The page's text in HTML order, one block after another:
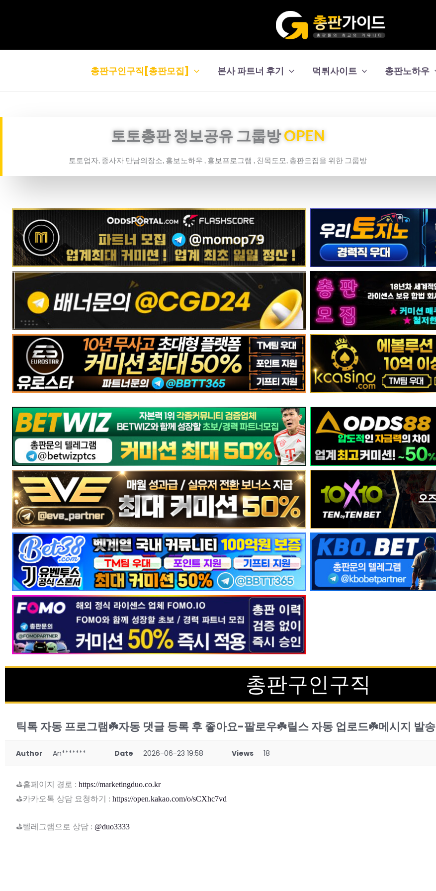
총판구인구직[총판모집] 본사 파트너 후기 먹튀사이트 총판노하우
토토총판 정보공유 그룹방OPEN
토토업자, 종사자 만남의장소, 홍보노하우 , 홍보프로그램 , 친목도모, 총판모집을 위한 그룹방
총판구인구직
틱톡 자동 프로그램☘️자동 댓글 등록 후 좋아요-팔로우☘️릴스 자동 업로드☘️메시지 발송
Author An******* Date 2026-06-23 19:58 Views 18
⛳홈페이지 경로 : https://marketingduo.co.kr
⛳카카오톡 상담 요청하기 : https://open.kakao.com/o/sCXhc7vd
⛳텔레그램으로 상담 : @duo3333